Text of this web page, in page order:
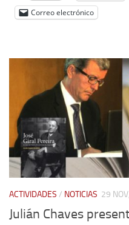
Correo electrónico
ACTIVIDADES / NOTICIAS 29
Julián Chaves